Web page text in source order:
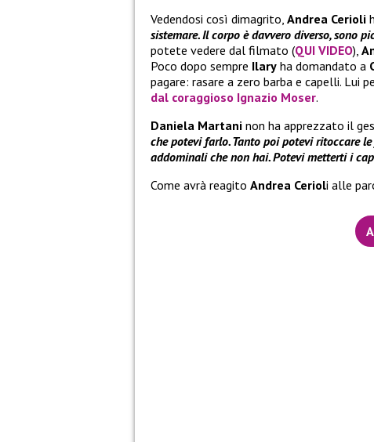
Vedendosi così dimagrito, Andrea Cerioli
sistemare. Il corpo è davvero diverso, sono
potete vedere dal filmato (QUI VIDEO),
Poco dopo sempre Ilary ha domandato a
pagare: rasare a zero barba e capelli. Lui
dal coraggioso Ignazio Moser.
Daniela Martani non ha apprezzato il
che potevi farlo. Tanto poi potevi ritoccare
addominali che non hai. Potevi metterti i
Come avrà reagito Andrea Cerioli alle